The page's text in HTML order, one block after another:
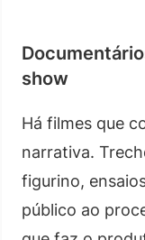
show
Há filmes que
narrativa.
figurino,
público ao